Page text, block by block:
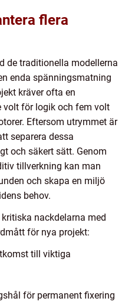
flera
de traditionella modellerna
enda spänningsmatning
kräver ofta en
volt för logik och fem volt
Eftersom utrymmet är
separera dessa
och säkert sätt. Genom
tillverkning kan man
och skapa en miljö
behov.
nackdelarna med
för nya projekt:
till viktiga
för permanent fixering